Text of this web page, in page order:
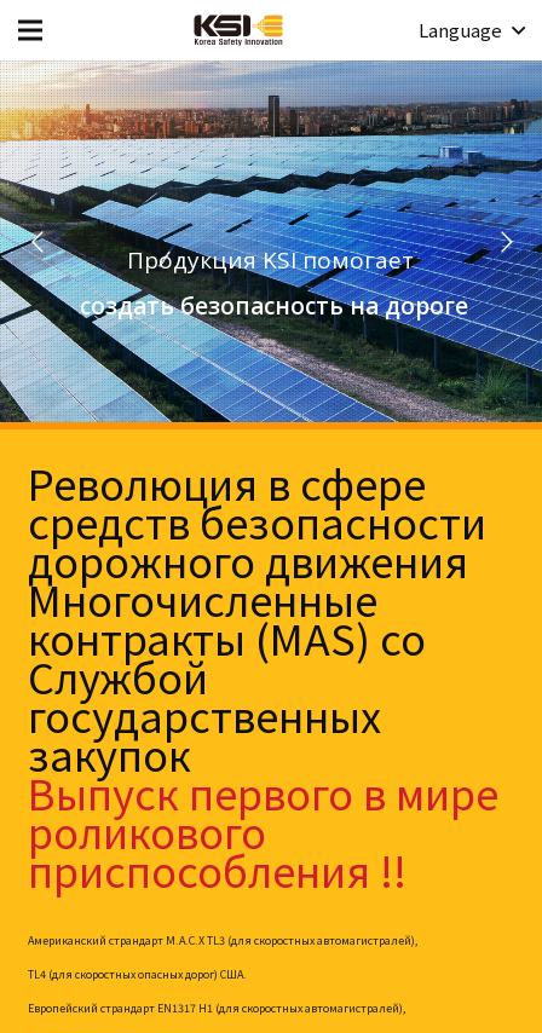
Language
Революция в сфере
средств безопасности
дорожного движения
Многочисленные
контракты (MAS) со
Службой
государственных
закупок
Выпуск первого в мире
роликового
приспособления !!
Американский страндарт М.А.С.Х TL3 (для скоростных автомагистралей),
TL4 (для скоростных опасных дорог) США.
Европейский страндарт EN1317 H1 (для скоростных автомагистралей),